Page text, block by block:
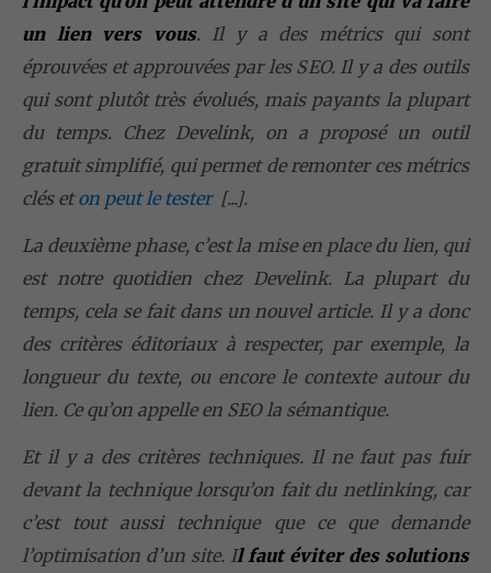
un lien vers vous. Il y a des métrics qui sont
éprouvées et approuvées par les SEO. Il y a des outils
qui sont plutôt très évolués, mais payants la plupart
du temps. Chez Develink, on a proposé un outil
gratuit simplifié, qui permet de remonter ces métrics
clés eton peut le tester[...].
La deuxième phase, c’est la mise en place du lien, qui
est notre quotidien chez Develink. La plupart du
temps, cela se fait dans un nouvel article. Il y a donc
des critères éditoriaux à respecter, par exemple, la
longueur du texte, ou encore le contexte autour du
lien. Ce qu’on appelle en SEO la sémantique.
Et il y a des critères techniques. Il ne faut pas fuir
devant la technique lorsqu’on fait du netlinking, car
c’est tout aussi technique que ce que demande
l’optimisation d’un site. Il faut éviter des solutions